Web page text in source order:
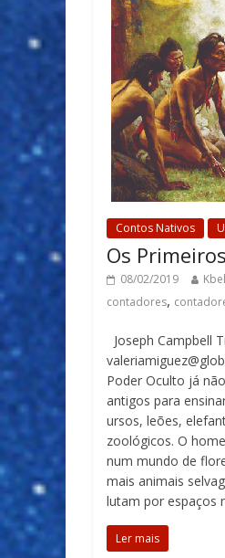
Contos Nativos
Os
08/02/2019
contadores,
Joseph Campbell
Poder Oculto já
antigos para
ursos, leões,
zoológicos. O
num mundo de
mais animais
lutam por espaços
Ler mais